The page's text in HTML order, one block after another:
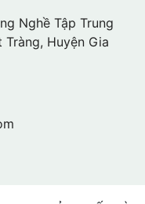
Nghề Tập Trung
Tràng, Huyện Gia